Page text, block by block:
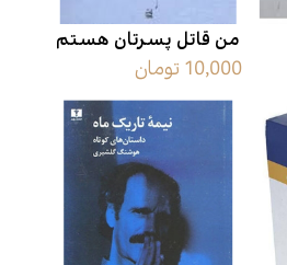
من قاتل پسرتان هستم
10,000 تومان